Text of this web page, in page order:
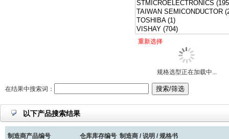
重新选择
规格选型正在加载中...
在结果中搜索词：
以下产品搜索结果
制造商产品编号 仓库库存编号 制造商 / 说明 / 规格书